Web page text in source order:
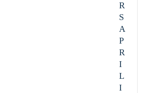
R
S
A
P
R
I
L
I